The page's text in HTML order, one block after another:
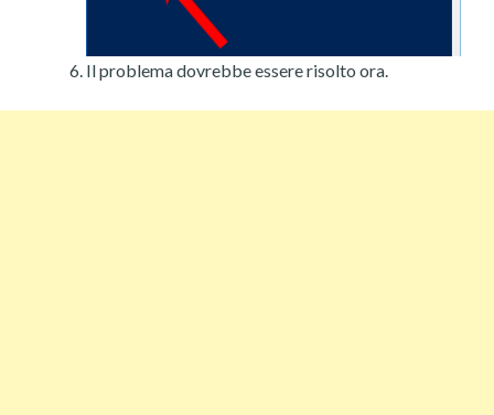
Il problema dovrebbe essere risolto ora.